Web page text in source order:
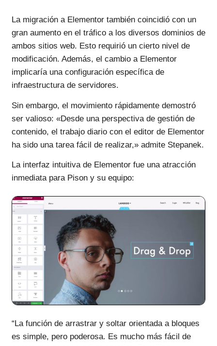
La migración a Elementor también coincidió con un
gran aumento en el tráfico a los diversos dominios de
ambos sitios web. Esto requirió un cierto nivel de
modificación. Además, el cambio a Elementor
implicaría una configuración específica de
infraestructura de servidores.
Sin embargo, el movimiento rápidamente demostró
ser valioso: «Desde una perspectiva de gestión de
contenido, el trabajo diario con el editor de Elementor
ha sido una tarea fácil de realizar,» admite Stepanek.
La interfaz intuitiva de Elementor fue una atracción
inmediata para Pison y su equipo:
“La función de arrastrar y soltar orientada a bloques
es simple, pero poderosa. Es mucho más fácil de